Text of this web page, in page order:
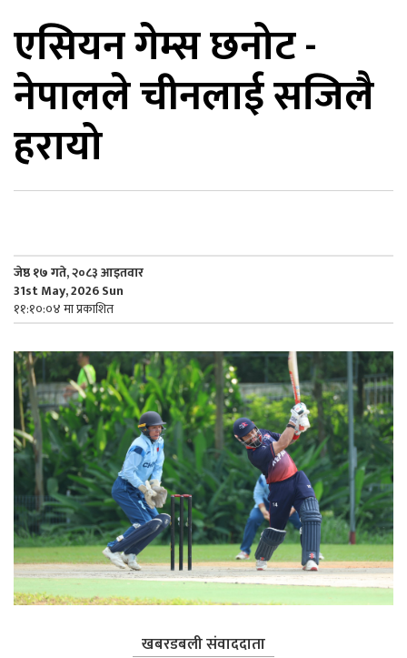
एसियन गेम्स छनोट -
नेपालले चीनलाई सजिलै
हरायो
जेष्ठ १७ गते, २०८३ आइतवार
31st May, 2026 Sun
११:१०:०४ मा प्रकाशित
खबरडबली संवाददाता